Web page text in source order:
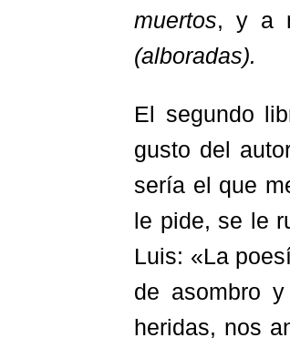
muertos, y a
(alboradas).
El segundo
gusto del
sería el que
le pide, se le
Luis: «La
de asombro
heridas, nos